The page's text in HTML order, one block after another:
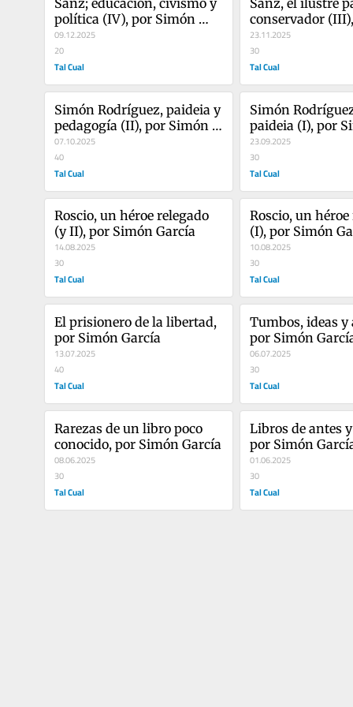
política (IV), por Simón
García
09.12.2025
20
Tal Cual
conservador
Simón García
23.11.2025
30
Tal Cual
Simón Rodríguez, paideia y
pedagogía (II), por Simón
García
07.10.2025
40
Tal Cual
Simón
paideia (I), por
García
23.09.2025
30
Tal Cual
Roscio, un héroe relegado
(y II), por Simón García
14.08.2025
30
Tal Cual
Roscio, un héroe
(I), por Simón
10.08.2025
30
Tal Cual
El prisionero de la libertad,
por Simón García
13.07.2025
40
Tal Cual
Tumbos, ideas y
por Simón
06.07.2025
30
Tal Cual
Rarezas de un libro poco
conocido, por Simón García
08.06.2025
30
Tal Cual
Libros de antes
por Simón
01.06.2025
30
Tal Cual